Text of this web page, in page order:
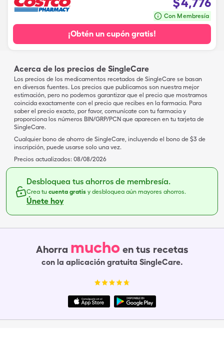
Con Membresía
¡Obtén un cupón gratis!
Acerca de los precios de SingleCare
Los precios de los medicamentos recetados de SingleCare se basan
en diversas fuentes. Los precios que publicamos son nuestra mejor
estimación, pero no podemos garantizar que el precio que mostramos
coincida exactamente con el precio que recibes en la farmacia. Para
saber el precio exacto, por favor, comunícate con tu farmacia y
proporciona los números BIN/GRP/PCN que aparecen en tu tarjeta de
SingleCare.
Cualquier bono de ahorro de SingleCare, incluyendo el bono de $3 de
inscripción, puede usarse solo una vez.
Precios actualizados: 08/08/2026
Desbloquea tus ahorros de membresía.
Crea tu cuenta gratis y desbloquea aún mayores ahorros.
Únete hoy
Ahorra mucho en tus recetas
con la aplicación gratuita SingleCare.